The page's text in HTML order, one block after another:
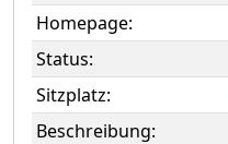
Homepage:
Status:
Sitzplatz:
Beschreibung: